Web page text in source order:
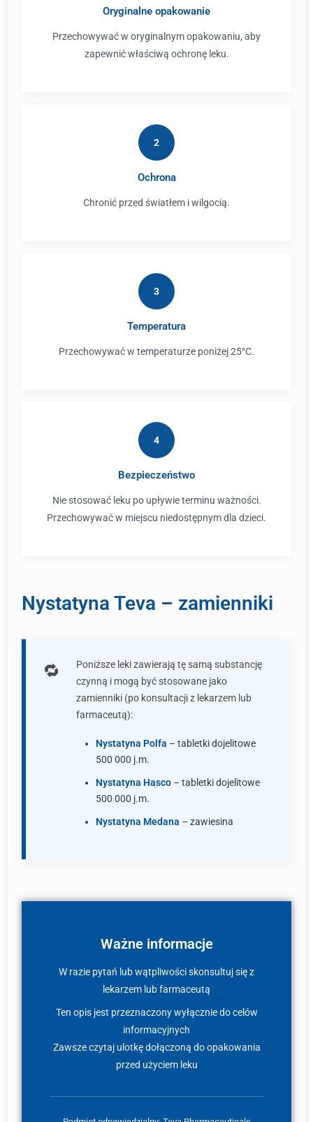
Oryginalne opakowanie
Przechowywać w oryginalnym opakowaniu, aby
zapewnić właściwą ochronę leku.
2
Ochrona
Chronić przed światłem i wilgocią.
3
Temperatura
Przechowywać w temperaturze poniżej 25°C.
4
Bezpieczeństwo
Nie stosować leku po upływie terminu ważności.
Przechowywać w miejscu niedostępnym dla dzieci.
Nystatyna Teva – zamienniki
Poniższe leki zawierają tę samą substancję
czynną i mogą być stosowane jako
zamienniki (po konsultacji z lekarzem lub
farmaceutą):
Nystatyna Polfa – tabletki dojelitowe
500 000 j.m.
Nystatyna Hasco – tabletki dojelitowe
500 000 j.m.
Nystatyna Medana – zawiesina
Ważne informacje
W razie pytań lub wątpliwości skonsultuj się z
lekarzem lub farmaceutą
Ten opis jest przeznaczony wyłącznie do celów
informacyjnych
Zawsze czytaj ulotkę dołączoną do opakowania
przed użyciem leku